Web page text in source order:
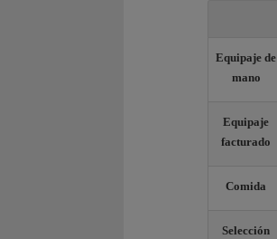
Equipaje de
mano
Equipaje
facturado
Comida
Selección